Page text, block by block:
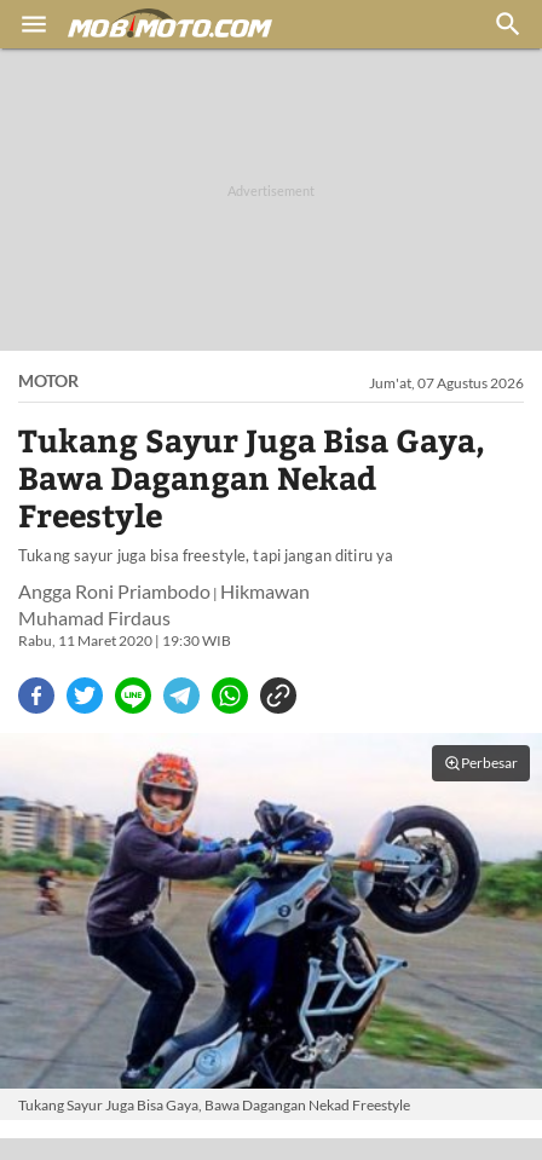
 
MOTOR Jum'at, 07 Agustus 2026
Tukang Sayur Juga Bisa Gaya,
Bawa Dagangan Nekad
Freestyle
Tukang sayur juga bisa freestyle, tapi jangan ditiru ya
Angga Roni Priambodo | Hikmawan
Muhamad Firdaus
Rabu, 11 Maret 2020 | 19:30 WIB
Perbesar
Tukang Sayur Juga Bisa Gaya, Bawa Dagangan Nekad Freestyle